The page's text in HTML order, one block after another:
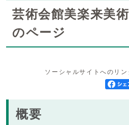
芸術会館美楽来美
のページ
ソーシャルサイトへのリ
概要